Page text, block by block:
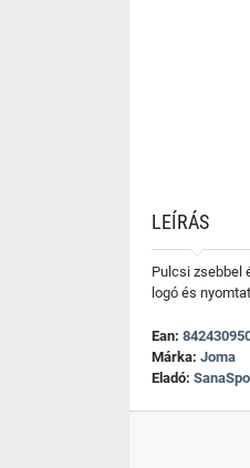
LEÍRÁS
Pulcsi zsebbel
logó és
Ean:
Márka: Joma
Eladó: